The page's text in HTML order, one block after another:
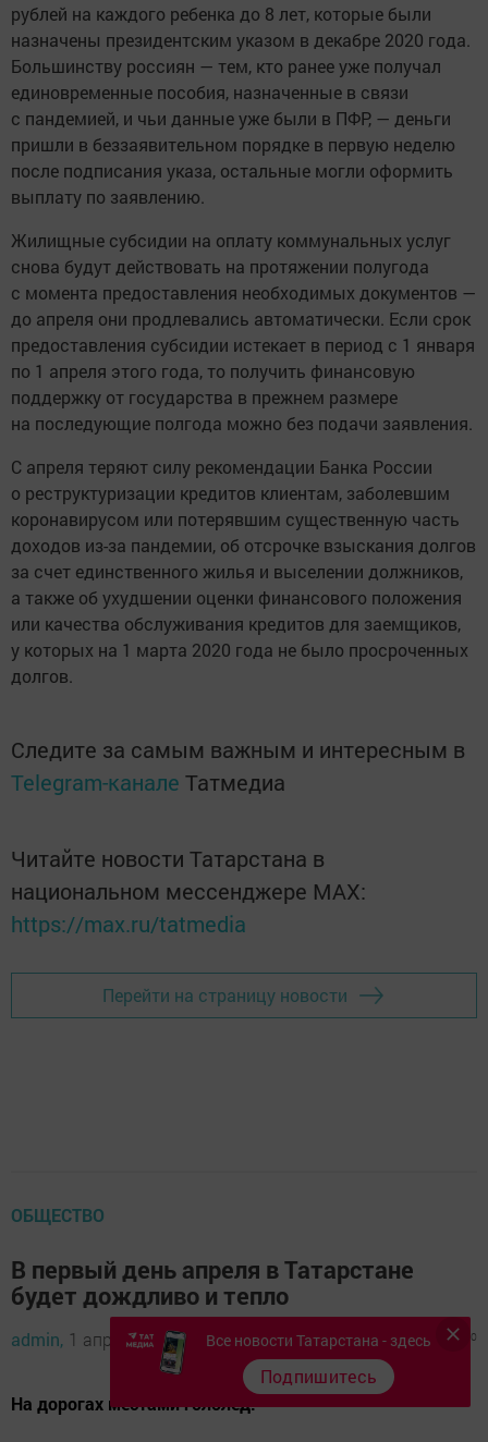
рублей на каждого ребенка до 8 лет, которые были
назначены президентским указом в декабре 2020 года.
Большинству россиян — тем, кто ранее уже получал
единовременные пособия, назначенные в связи
с пандемией, и чьи данные уже были в ПФР, — деньги
пришли в беззаявительном порядке в первую неделю
после подписания указа, остальные могли оформить
выплату по заявлению.
Жилищные субсидии на оплату коммунальных услуг
снова будут действовать на протяжении полугода
с момента предоставления необходимых документов —
до апреля они продлевались автоматически. Если срок
предоставления субсидии истекает в период с 1 января
по 1 апреля этого года, то получить финансовую
поддержку от государства в прежнем размере
на последующие полгода можно без подачи заявления.
С апреля теряют силу рекомендации Банка России
о реструктуризации кредитов клиентам, заболевшим
коронавирусом или потерявшим существенную часть
доходов из-за пандемии, об отсрочке взыскания долгов
за счет единственного жилья и выселении должников,
а также об ухудшении оценки финансового положения
или качества обслуживания кредитов для заемщиков,
у которых на 1 марта 2020 года не было просроченных
долгов.
Следите за самым важным и интересным в
Telegram-канале Татмедиа
Читайте новости Татарстана в
национальном мессенджере MАХ:
https://max.ru/tatmedia
Перейти на страницу новости
ОБЩЕСТВО
В первый день апреля в Татарстане
будет дождливо и тепло
admin, 1 апреля 2021 - 07:53 1241 0
На дорогах местами гололед.
Все новости Татарстана - здесь
Подпишитесь